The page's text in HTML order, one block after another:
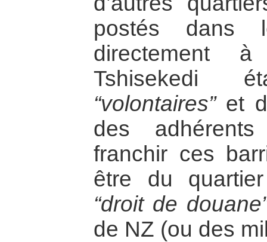
postés dans
directement
Tshisekedi
“volontaires”et
des
franchir ces
être du
“droit de
de NZ (ou des